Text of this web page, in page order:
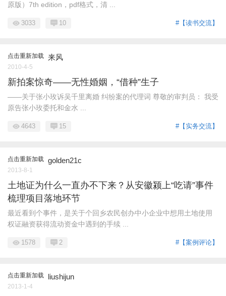
原版）7th edition，pdf格式，清 ...
#【读书交流】
3033 10
点击重新加载 来风
2010-4-5
新拍案惊奇——无性婚姻，“借种”生子
——关于张小玫诉吴千里离婚 纠纷案的代理词 尊敬的审判员： 我受
原告张小玫委托和金水 ...
#【实务交流】
4643 15
点击重新加载 golden21c
2013-8-1
土地证为什么一直办不下来？从安徽颍上“吃请”事件
梳理项目落地环节
最近看到个事件，是关于个回乡农民创办中小企业中想用土地使用
权证融资获得流动资金中遇到的手续 ...
#【案例评论】
1578 2
点击重新加载 liushijun
2013-1-4